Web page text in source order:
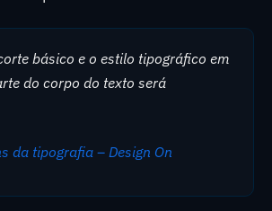
básico e o estilo tipográfico em
do corpo do texto será
da tipografia – Design On